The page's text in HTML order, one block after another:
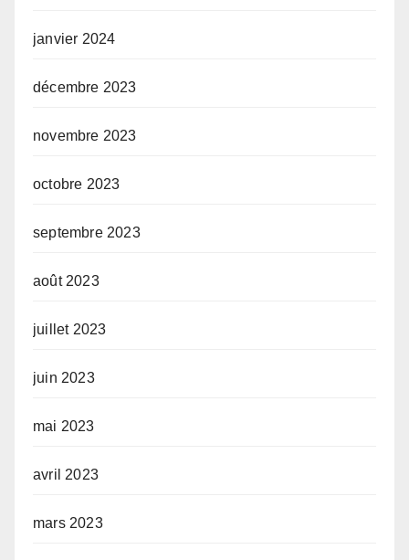
janvier 2024
décembre 2023
novembre 2023
octobre 2023
septembre 2023
août 2023
juillet 2023
juin 2023
mai 2023
avril 2023
mars 2023